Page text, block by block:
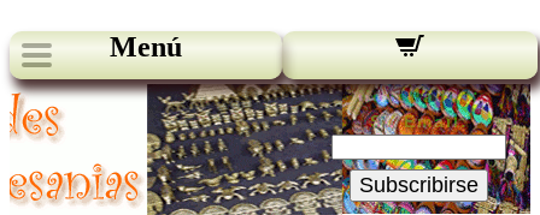
Menú
Novedades:
Su Email:
Subscribirse